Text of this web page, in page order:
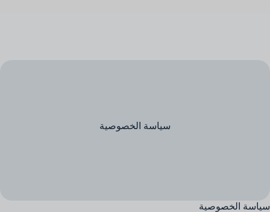
سياسة الخصوصية
سياسة الخصوصية